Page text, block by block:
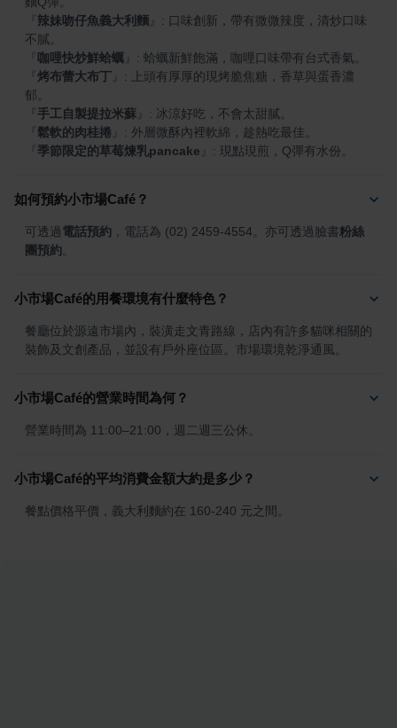
辣妹吻仔魚義大利麵
: 口味創新，帶有微微辣度，清炒口味
咖哩快炒鮮蛤蠣
烤布蕾大布丁
: 上頭有厚厚的現烤脆焦糖，香草與蛋香濃
手工自製提拉米蘇
鬆軟的肉桂捲
季節限定的草莓煉乳pancake : 現點現煎，Q彈有水份。
如何預約小市場Café？
可透過電話預約 ，電話為 (02) 2459-4554。亦可透過臉書粉絲
團預約
小市場Café的用餐環境有什麼特色？
餐廳位於源遠市場內，裝潢走文青路線，店內有許多貓咪相關的
裝飾及文創產品，並設有戶外座位區。市場環境乾淨通風。
小市場Café的營業時間為何？
營業時間為 11:00–21:00，週二週三公休。
小市場Café的平均消費金額大約是多少？
餐點價格平價，義大利麵約在 160-240 元之間。